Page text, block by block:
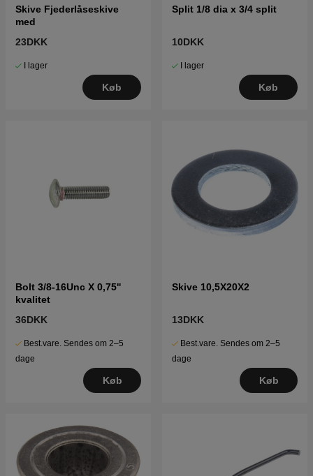
Skive Fjederlåseskive
med
23DKK
I lager
Køb
Split 1/8 dia x 3/4 split
10DKK
I lager
Køb
Bolt 3/8-16Unc X 0,75''
kvalitet
36DKK
Best.vare. Sendes om 2–5
dage
Køb
Skive 10,5X20X2
13DKK
Best.vare. Sendes om 2–5
dage
Køb